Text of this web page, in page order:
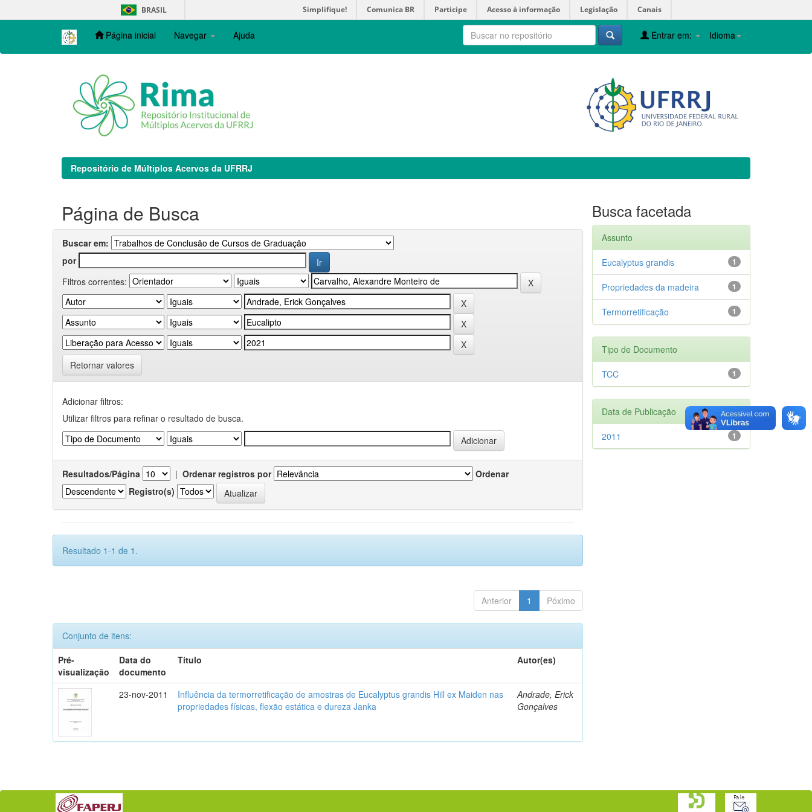
navigation
BRASIL Simplifique! Comunica BR Participe Acesso à informação Legislação Canais
Página inicial Navegar Ajuda Idioma
Entrar em:
Repositório de Múltiplos Acervos da UFRRJ
Página de Busca
Buscar em:
por
Filtros correntes:
Retornar valores
Adicionar filtros:
Utilizar filtros para refinar o resultado de busca.
Resultados/Página | Ordenar registros por
Ordenar
Registro(s)
Resultado 1-1 de 1.
Anterior 1 Póximo
Conjunto de itens:
Pré-
visualização
Data do
documento
Título Autor(es)
23-nov-2011
Influência da termorretificação de amostras de Eucalyptus grandis Hill ex Maiden nas
propriedades físicas, flexão estática e dureza Janka
Andrade, Erick
Gonçalves
Busca facetada
Assunto
1
Eucalyptus grandis
1
Propriedades da madeira
1
Termorretificação
Tipo de Documento
1
TCC
Data de Publicação
1
2011